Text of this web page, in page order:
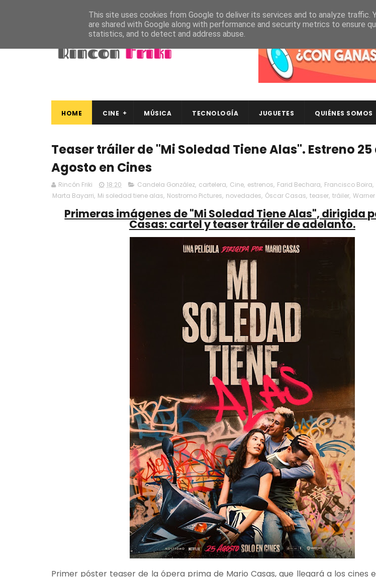
HOME CINE MÚSICA TECNOLOGÍA JUGUETES QUIÉNES SOMOS
Teaser tráiler de "Mi Soledad Tiene Alas". Estreno 25
Agosto en Cines
Rincón Friki 18:20 Candela González, cartelera, Cine, estrenos, Farid Bechara, Francisco Boira,
Marta Bayarri, Mi soledad tiene alas, Nostromo Pictures, novedades, Óscar Casas, teaser, tráiler, Warner
Primeras imágenes de "Mi Soledad Tiene Alas", dirigida
Casas: cartel y teaser tráiler de adelanto.
Primer póster teaser de la ópera prima de Mario Casas, que llegará a los cines
This site uses cookies from Google to deliver its services and to analyze traffic.
are shared with Google along with performance and security metrics to ensure
statistics, and to detect and address abuse.